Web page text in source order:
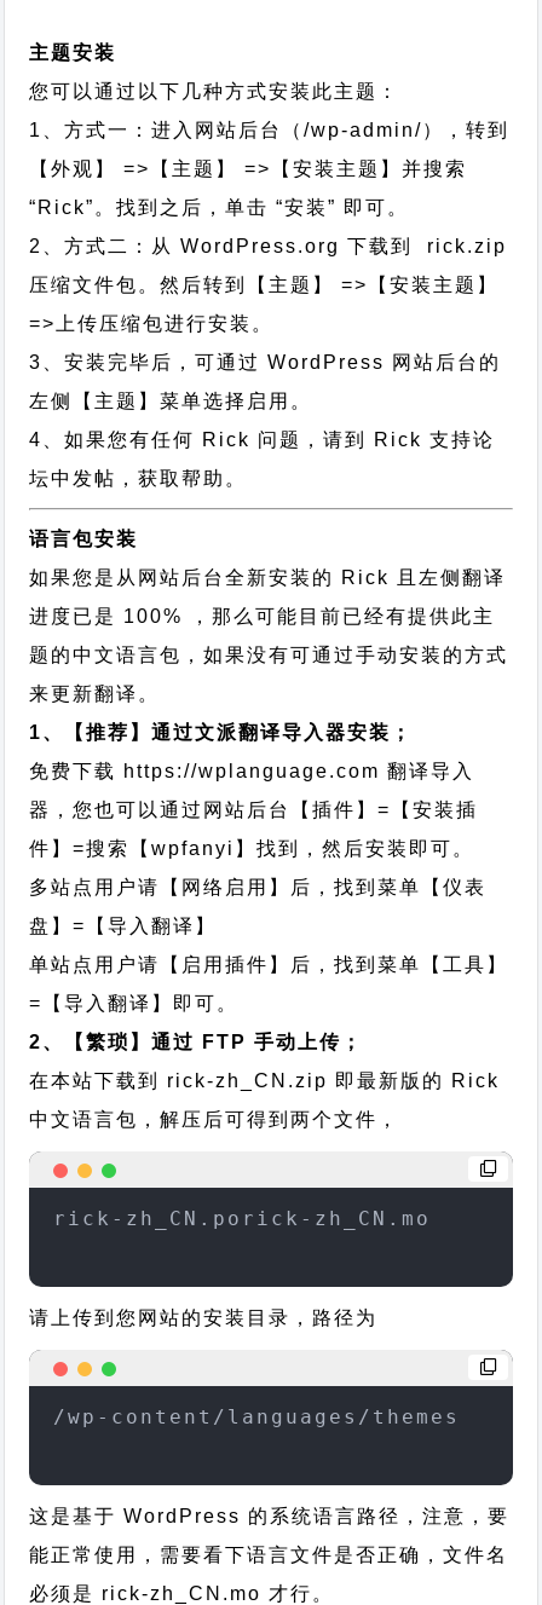
主题安装
您可以通过以下几种方式安装此主题：
1、方式一：进入网站后台（/wp-admin/），转到
【外观】 =>【主题】 =>【安装主题】并搜索
“Rick”。找到之后，单击 “安装” 即可。
2、方式二：从 WordPress.org 下载到 rick.zip
压缩文件包。然后转到【主题】 =>【安装主题】
=>上传压缩包进行安装。
3、安装完毕后，可通过 WordPress 网站后台的
左侧【主题】菜单选择启用。
4、如果您有任何 Rick 问题，请到 Rick 支持论
坛中发帖，获取帮助。
语言包安装
如果您是从网站后台全新安装的 Rick 且左侧翻译
进度已是 100% ，那么可能目前已经有提供此主
题的中文语言包，如果没有可通过手动安装的方式
来更新翻译。
1、【推荐】通过文派翻译导入器安装；
免费下载 https://wplanguage.com 翻译导入
器，您也可以通过网站后台【插件】=【安装插
件】=搜索【wpfanyi】找到，然后安装即可。
多站点用户请【网络启用】后，找到菜单【仪表
盘】=【导入翻译】
单站点用户请【启用插件】后，找到菜单【工具】
=【导入翻译】即可。
2、【繁琐】通过 FTP 手动上传；
在本站下载到 rick-zh_CN.zip 即最新版的 Rick
中文语言包，解压后可得到两个文件，
rick-zh_CN.porick-zh_CN.mo
请上传到您网站的安装目录，路径为
/wp-content/languages/themes
这是基于 WordPress 的系统语言路径，注意，要
能正常使用，需要看下语言文件是否正确，文件名
必须是 rick-zh_CN.mo 才行。